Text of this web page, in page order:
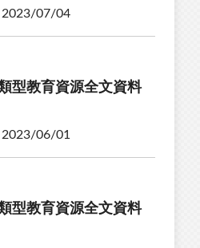
2023/07/04
型教育資源全文資料
06/01
型教育資源全文資料